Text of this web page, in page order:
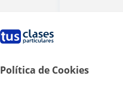
Política de Cookies